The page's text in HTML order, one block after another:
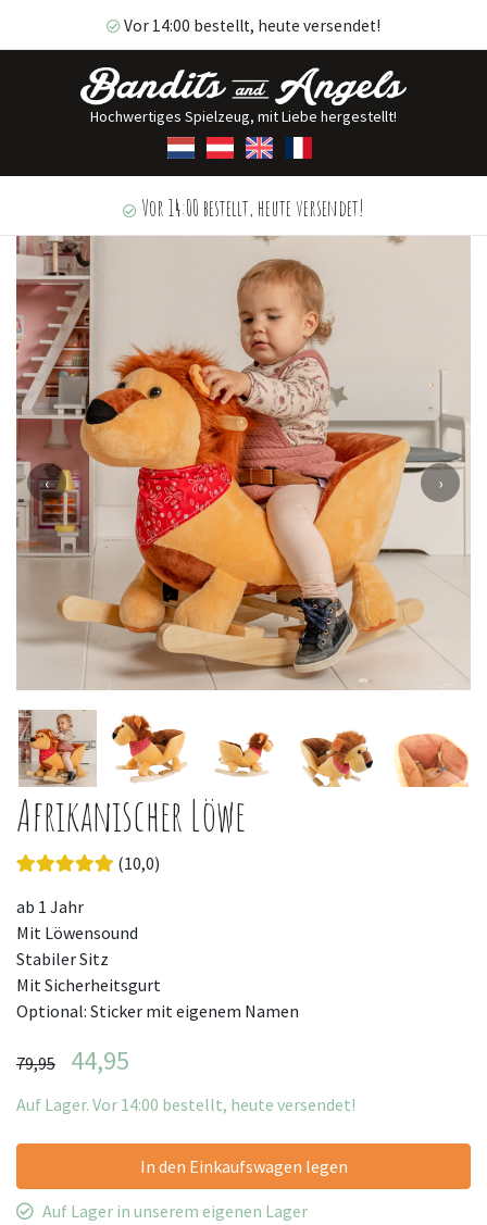
Vor 14:00 bestellt, heute versendet!
Hochwertiges Spielzeug, mit Liebe hergestellt!
Vor 14:00 bestellt, heute versendet!
‹ ›
Afrikanischer Löwe
(10,0)
ab 1 Jahr
Mit Löwensound
Stabiler Sitz
Mit Sicherheitsgurt
Optional: Sticker mit eigenem Namen
79,95 44,95
Auf Lager. Vor 14:00 bestellt, heute versendet!
In den Einkaufswagen legen
Auf Lager in unserem eigenen Lager